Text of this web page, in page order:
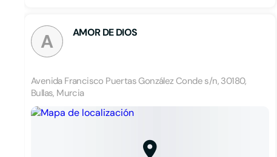
A AMOR DE DIOS
Avenida Francisco Puertas González Conde s/n, 30180,
Bullas, Murcia